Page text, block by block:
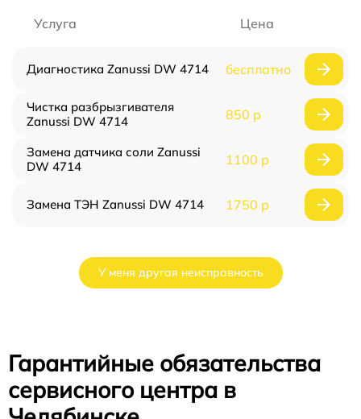
Услуга Цена
Диагностика Zanussi DW 4714 бесплатно
Чистка разбрызгивателя
Zanussi DW 4714
850 р
Замена датчика соли Zanussi
DW 4714
1100 р
Замена ТЭН Zanussi DW 4714 1750 р
У меня другая неисправность
Гарантийные обязательства
сервисного центра в